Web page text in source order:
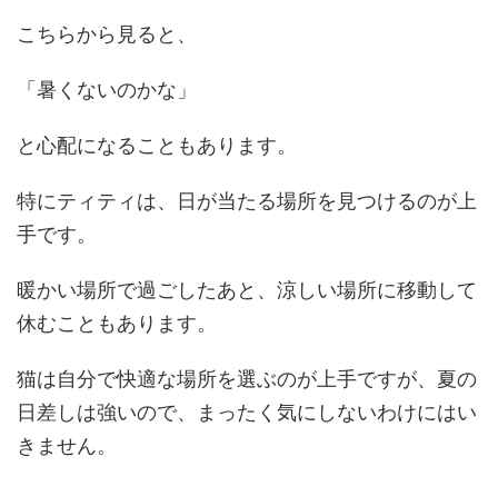
こちらから見ると、
「暑くないのかな」
と心配になることもあります。
特にティティは、日が当たる場所を見つけるのが上
手です。
暖かい場所で過ごしたあと、涼しい場所に移動して
休むこともあります。
猫は自分で快適な場所を選ぶのが上手ですが、夏の
日差しは強いので、まったく気にしないわけにはい
きません。